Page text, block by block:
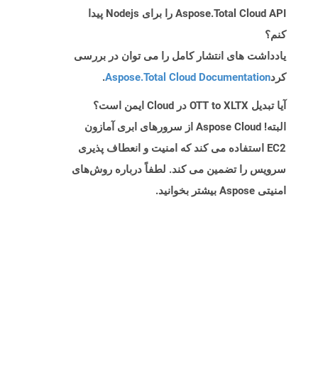
Aspose.Total Cloud API را برای Nodejs پیدا
کنم؟
یادداشت های انتشار کامل را می توان در بررسی
کردAspose.Total Cloud Documentation
.
آیا تبدیل OTT to XLTX در Cloud ایمن است؟
البته! Aspose Cloud از سرورهای ابری آمازون
EC2 استفاده می کند که امنیت و انعطاف پذیری
سرویس را تضمین می کند. لطفاً درباره روش‌های
امنیتی Aspose بیشتر بخوانید.